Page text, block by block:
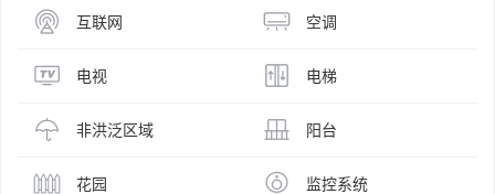
互联网 空调
电视 电梯
非洪泛区域 阳台
花园 监控系统